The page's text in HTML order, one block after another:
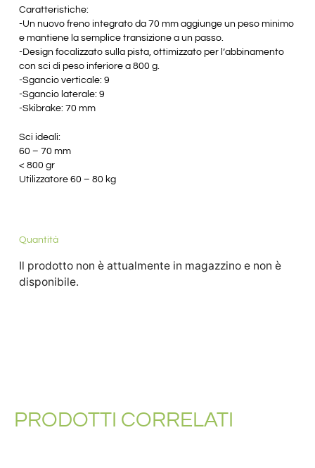
Caratteristiche:
-Un nuovo freno integrato da 70 mm aggiunge un peso minimo
e mantiene la semplice transizione a un passo.
-Design focalizzato sulla pista, ottimizzato per l’abbinamento
con sci di peso inferiore a 800 g.
-Sgancio verticale: 9
-Sgancio laterale: 9
-Skibrake: 70 mm
Sci ideali:
60 – 70 mm
< 800 gr
Utilizzatore 60 – 80 kg
Quantità
Il prodotto non è attualmente in magazzino e non è
disponibile.
PRODOTTI CORRELATI